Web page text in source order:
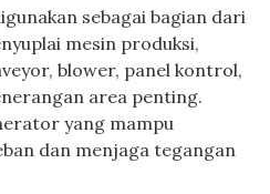
sebagai bagian dari
mesin produksi,
blower, panel kontrol,
area penting.
yang mampu
dan menjaga tegangan